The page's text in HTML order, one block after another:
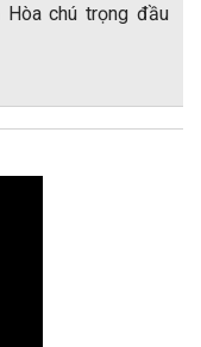
Hòa chú trọng đầu